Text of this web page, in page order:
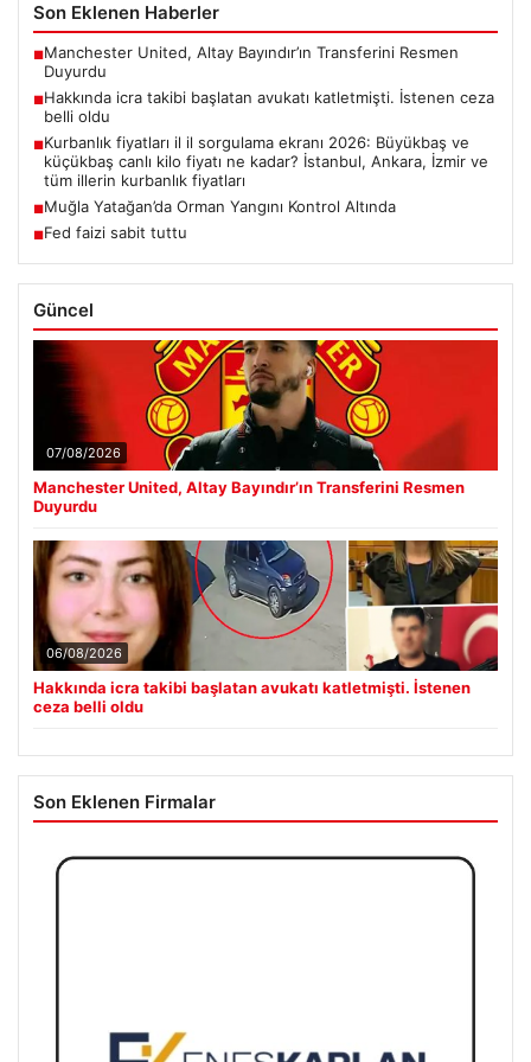
Son Eklenen Haberler
■Manchester United, Altay Bayındır’ın Transferini Resmen
Duyurdu
■Hakkında icra takibi başlatan avukatı katletmişti. İstenen ceza
belli oldu
■Kurbanlık fiyatları il il sorgulama ekranı 2026: Büyükbaş ve
küçükbaş canlı kilo fiyatı ne kadar? İstanbul, Ankara, İzmir ve
tüm illerin kurbanlık fiyatları
■Muğla Yatağan’da Orman Yangını Kontrol Altında
■Fed faizi sabit tuttu
Güncel
07/08/2026
Manchester United, Altay Bayındır’ın Transferini Resmen
Duyurdu
06/08/2026
Hakkında icra takibi başlatan avukatı katletmişti. İstenen
ceza belli oldu
Son Eklenen Firmalar